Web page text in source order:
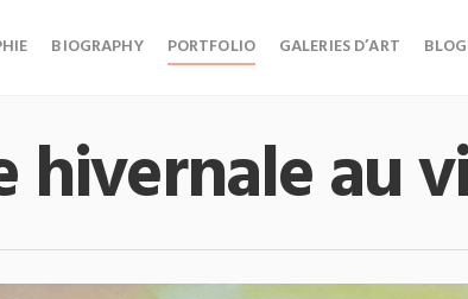
BIOGRAPHY PORTFOLIO GALERIES D’ART
hivernale au